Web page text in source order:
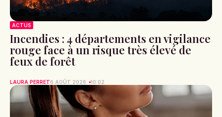
ACTUS
Incendies : 4 départements en vigilance
rouge face à un risque très élevé de
feux de forêt
LAURA PERRET6 AOÛT 2026 10:02